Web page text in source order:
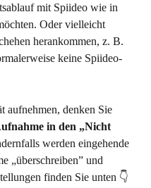
mit Spiideo wie in
Oder vielleicht
herankommen, z. B.
keine Spiideo-
aufnehmen, denken Sie
in den „Nicht
werden eingehende
„überschreiben” und
finden Sie unten 👇